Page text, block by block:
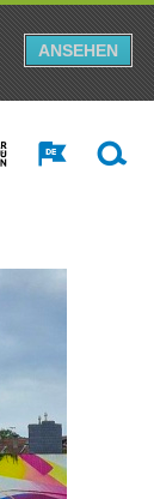
ANSEHEN